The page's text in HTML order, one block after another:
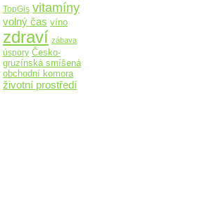
TopGis vitamíny
volný čas víno
zdraví zábava
úspory Česko-
gruzínská smíšená
obchodní komora
životní prostředí